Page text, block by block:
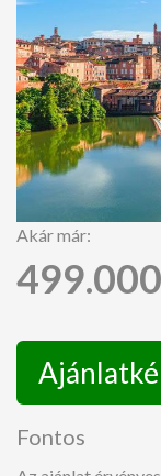
Akár már:
Fontos